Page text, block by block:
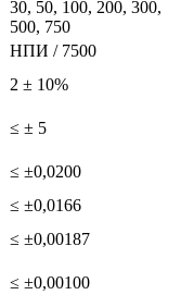
30, 50, 100, 200, 300,
500, 750
НПИ / 7500
2 ± 10%
≤ ± 5
≤ ±0,0200
≤ ±0,0166
≤ ±0,00187
≤ ±0,00100